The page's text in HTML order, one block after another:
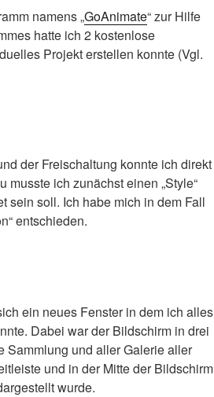
namens „GoAnimate“ zur Hilfe
hatte ich 2 kostenlose
Projekt erstellen konnte (Vgl.
der Freischaltung konnte ich direkt
musste ich zunächst einen „Style“
sein soll. Ich habe mich in dem Fall
entschieden.
ein neues Fenster in dem ich alles
Dabei war der Bildschirm in drei
Sammlung und aller Galerie aller
und in der Mitte der Bildschirm
wurde.